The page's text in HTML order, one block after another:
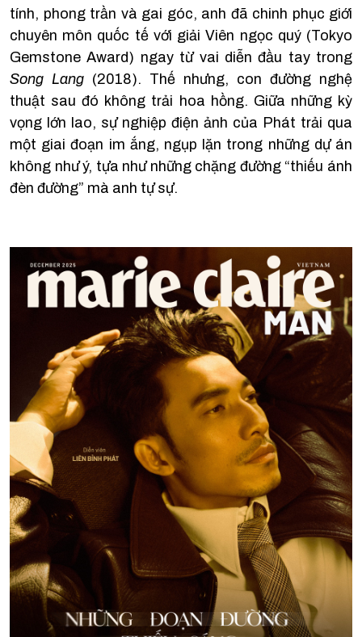
tính, phong trần và gai góc, anh đã chinh phục giới
chuyên môn quốc tế với giải Viên ngọc quý (Tokyo
Gemstone Award) ngay từ vai diễn đầu tay trong
Song Lang (2018). Thế nhưng, con đường nghệ
thuật sau đó không trải hoa hồng. Giữa những kỳ
vọng lớn lao, sự nghiệp điện ảnh của Phát trải qua
một giai đoạn im ắng, ngụp lặn trong những dự án
không như ý, tựa như những chặng đường “thiếu ánh
đèn đường” mà anh tự sự.